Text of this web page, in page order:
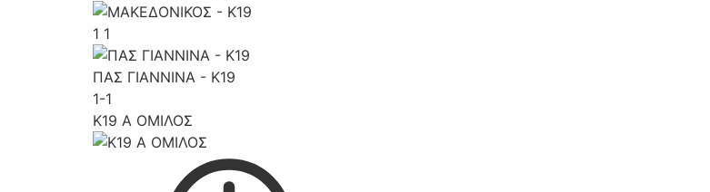
1 1
ΠΑΣ ΓΙΑΝΝΙΝΑ - K19
1-1
K19 Α ΟΜΙΛΟΣ